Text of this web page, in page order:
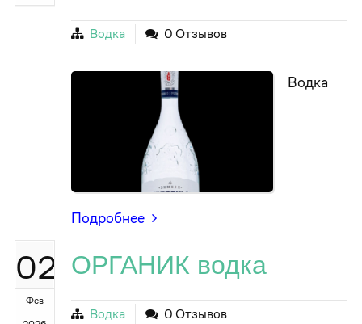
Водка 0 Отзывов
Водка
Подробнее
02
Фев
ОРГАНИК водка
Водка 0 Отзывов